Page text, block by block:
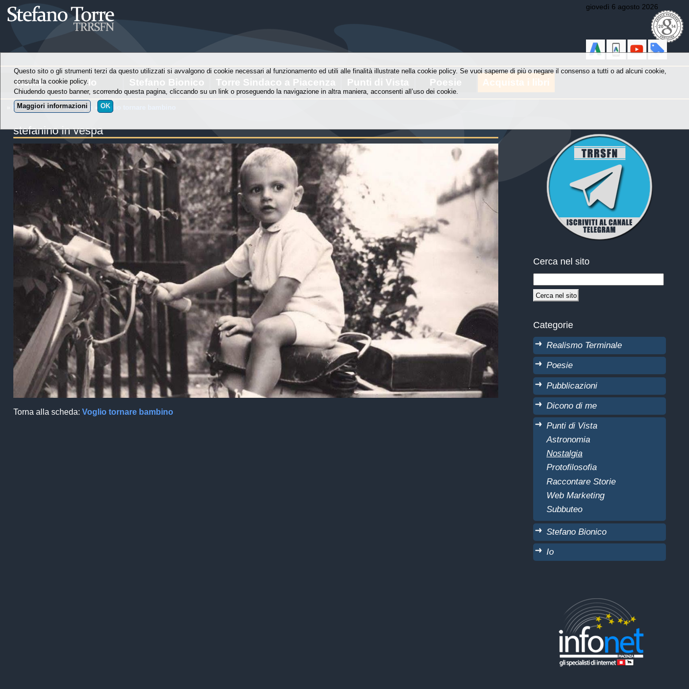
giovedì 6 agosto 2026
Home Io Stefano Bionico Torre Sindaco a Piacenza Punti di Vista Poesie Acquista i libri
Punti di Vista »Nostalgia Voglio tornare bambino
stefanino in vespa
Torna alla scheda: Voglio tornare bambino
Cerca nel sito
Categorie
Realismo Terminale
Poesie
Pubblicazioni
Dicono di me
Punti di Vista
Astronomia
Nostalgia
Protofilosofia
Raccontare Storie
Web Marketing
Subbuteo
Stefano Bionico
Io
Questo sito o gli strumenti terzi da questo utilizzati si avvalgono di cookie necessari al funzionamento ed utili alle finalità illustrate nella cookie policy. Se vuoi saperne di più o negare il consenso a tutti o ad alcuni cookie,
consulta la cookie policy.
Chiudendo questo banner, scorrendo questa pagina, cliccando su un link o proseguendo la navigazione in altra maniera, acconsenti all’uso dei cookie.
Maggiori informazioni
OK